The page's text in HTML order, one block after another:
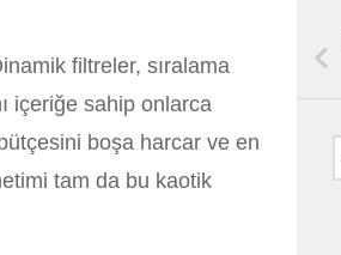
filtreler, sıralama
içeriğe sahip onlarca
boşa harcar ve en
tam da bu kaotik